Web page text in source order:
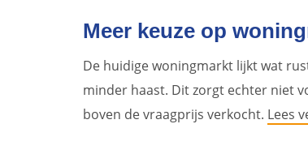
Meer keuze op
De huidige woningmarkt lijkt wat
minder haast. Dit zorgt echter niet
boven de vraagprijs verkocht. Lees